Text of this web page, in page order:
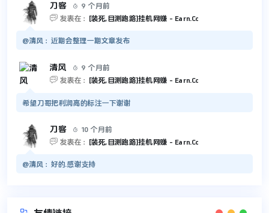
刀客 
9 个月前
 发表在： [装死,目测跑路]挂机网赚 - Earn.Cc
@清风：近期会整理一期文章发布
清风 
9 个月前
 发表在： [装死,目测跑路]挂机网赚 - Earn.Cc
希望刀哥把利润高的标注一下谢谢
刀客 
10 个月前
 发表在： [装死,目测跑路]挂机网赚 - Earn.Cc
@清风：好的.感谢支持